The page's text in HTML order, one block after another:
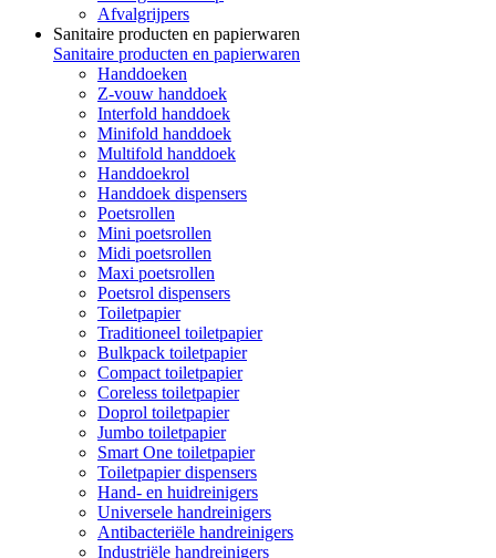
Afvalgrijpers
Sanitaire producten en papierwaren
Sanitaire producten en papierwaren
Handdoeken
Z-vouw handdoek
Interfold handdoek
Minifold handdoek
Multifold handdoek
Handdoekrol
Handdoek dispensers
Poetsrollen
Mini poetsrollen
Midi poetsrollen
Maxi poetsrollen
Poetsrol dispensers
Toiletpapier
Traditioneel toiletpapier
Bulkpack toiletpapier
Compact toiletpapier
Coreless toiletpapier
Doprol toiletpapier
Jumbo toiletpapier
Smart One toiletpapier
Toiletpapier dispensers
Hand- en huidreinigers
Universele handreinigers
Antibacteriële handreinigers
Industriële handreinigers